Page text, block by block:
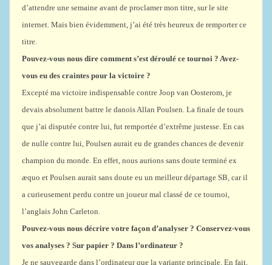
d’attendre une semaine avant de proclamer mon titre, sur le site
internet. Mais bien évidemment, j’ai été très heureux de remporter ce
titre.
Pouvez-vous nous dire comment s’est déroulé ce tournoi ? Avez-
vous eu des craintes pour la victoire ?
Excepté ma victoire indispensable contre Joop van Oosterom, je
devais absolument battre le danois Allan Poulsen. La finale de tours
que j’ai disputée contre lui, fut remportée d’extrême justesse. En cas
de nulle contre lui, Poulsen aurait eu de grandes chances de devenir
champion du monde. En effet, nous aurions sans doute terminé ex
æquo et Poulsen aurait sans doute eu un meilleur départage SB, car il
a curieusement perdu contre un joueur mal classé de ce tournoi,
l’anglais John Carleton.
Pouvez-vous nous décrire votre façon d’analyser ? Conservez-vous
vos analyses ? Sur papier ? Dans l’ordinateur ?
Je ne sauvegarde dans l’ordinateur que la variante principale. En fait,